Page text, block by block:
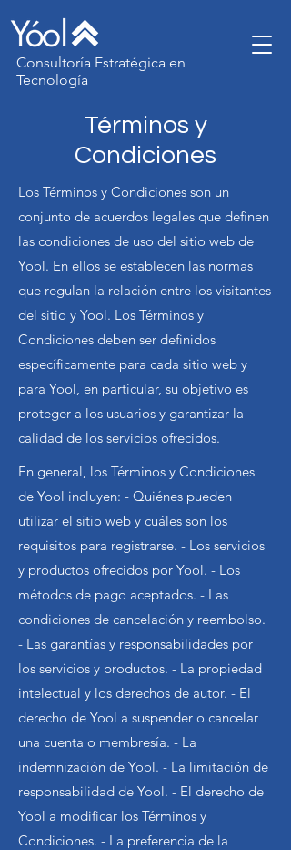
Consultoría Estratégica en
Tecnología
Términos y
Condiciones
Los Términos y Condiciones son un
conjunto de acuerdos legales que definen
las condiciones de uso del sitio web de
Yool. En ellos se establecen las normas
que regulan la relación entre los visitantes
del sitio y Yool. Los Términos y
Condiciones deben ser definidos
específicamente para cada sitio web y
para Yool, en particular, su objetivo es
proteger a los usuarios y garantizar la
calidad de los servicios ofrecidos.
En general, los Términos y Condiciones
de Yool incluyen: - Quiénes pueden
utilizar el sitio web y cuáles son los
requisitos para registrarse. - Los servicios
y productos ofrecidos por Yool. - Los
métodos de pago aceptados. - Las
condiciones de cancelación y reembolso.
- Las garantías y responsabilidades por
los servicios y productos. - La propiedad
intelectual y los derechos de autor. - El
derecho de Yool a suspender o cancelar
una cuenta o membresía. - La
indemnización de Yool. - La limitación de
responsabilidad de Yool. - El derecho de
Yool a modificar los Términos y
Condiciones. - La preferencia de la